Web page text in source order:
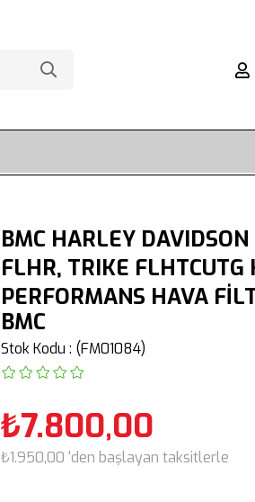
BMC HARLEY DAVIDSON
FLHR, TRIKE FLHTCUTG
PERFORMANS HAVA
BMC
Stok Kodu (FM01084)
₺7.800,00
₺1.950,00 'den başlayan taksitlerle